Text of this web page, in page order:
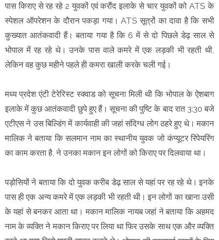
पास किराए से रह रहे 2 युवकों एवं करौंद इलाके से चार युवकों को ATS के
स्पेशल ऑपरेशन के दौरान पकड़ा गया। ATS सूत्रों का दावा है कि सभी
कुख्यात आतंकवादी हैं। बताया गया है कि 6 में से दो पिछले डेढ़ साल से
भोपाल में रह रहे थे। उनके पास वाले कमरे में एक लड़की भी रहती थी,
लेकिन वह कुछ महीने पहले ही कमरा खाली करके चली गई।
मध्य प्रदेश एंटी टेरेरिस्ट स्क्वाड को सूचना मिली थी कि भोपाल के ऐशबाग
इलाके में कुछ आतंकवादी छुपे हुए हैं। सूचना की पुष्टि के बाद रात 3:30 बजे
एटीएस ने उस बिल्डिंग में कार्यवाही की जहां संदिग्ध लोग ठहरे हुए थे। मकान
मालिक ने बताया कि सलमान नाम का स्थानीय युवक जो कंप्यूटर रिपेयरिंग
का काम करता है, ने उनका मकान इन लोगों को किराए पर दिलवाया था।
पड़ोसियों ने बताया कि दो युवक करीब डेढ़ साल से यहां पर रह रहे थे। इनके
पास ही एक अन्य कमरे में एक लड़की भी रहती थी। इन लोगों का खाना उसी
के यहां से बनकर आता था। मकान मालिक नायब जहां ने बताया कि अहमद
नाम के व्यक्ति ने मकान किराए पर लिया था फिर उसके साथ एक और व्यक्ति